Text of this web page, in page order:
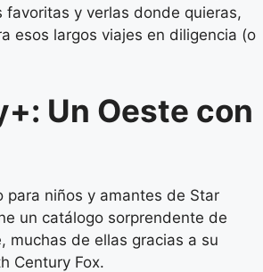
favoritas y verlas donde quieras,
esos largos viajes en diligencia (o
Un Oeste con
para niños y amantes de Star
un catálogo sorprendente de
muchas de ellas gracias a su
Century Fox.